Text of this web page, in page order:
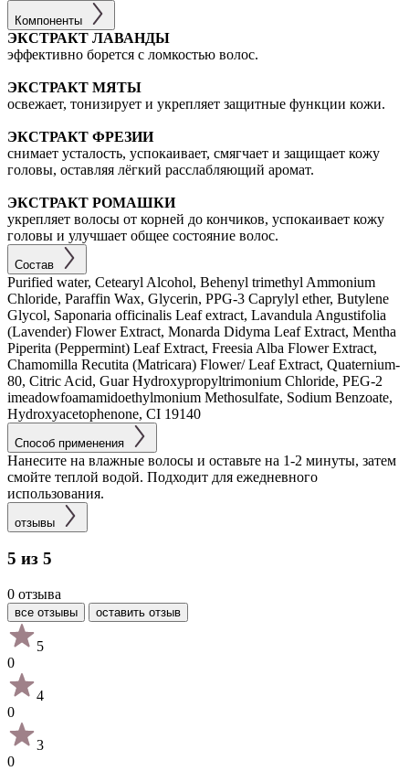
Компоненты
ЭКСТРАКТ ЛАВАНДЫ
эффективно борется с ломкостью волос.
ЭКСТРАКТ МЯТЫ
освежает, тонизирует и укрепляет защитные функции кожи.
ЭКСТРАКТ ФРЕЗИИ
снимает усталость, успокаивает, смягчает и защищает кожу
головы, оставляя лёгкий расслабляющий аромат.
ЭКСТРАКТ РОМАШКИ
укрепляет волосы от корней до кончиков, успокаивает кожу
головы и улучшает общее состояние волос.
Состав
Purified water, Cetearyl Alcohol, Behenyl trimethyl Ammonium
Chloride, Paraffin Wax, Glycerin, PPG-3 Caprylyl ether, Butylene
Glycol, Saponaria officinalis Leaf extract, Lavandula Angustifolia
(Lavender) Flower Extract, Monarda Didyma Leaf Extract, Mentha
Piperita (Peppermint) Leaf Extract, Freesia Alba Flower Extract,
Chamomilla Recutita (Matricara) Flower/ Leaf Extract, Quaternium-
80, Citric Acid, Guar Hydroxypropyltrimonium Chloride, PEG-2
imeadowfoamamidoethylmonium Methosulfate, Sodium Benzoate,
Hydroxyacetophenone, CI 19140
Способ применения
Нанесите на влажные волосы и оставьте на 1-2 минуты, затем
смойте теплой водой. Подходит для ежедневного
использования.
отзывы
5 из 5
0 отзыва
все отзывы оставить отзыв
5
0
4
0
3
0